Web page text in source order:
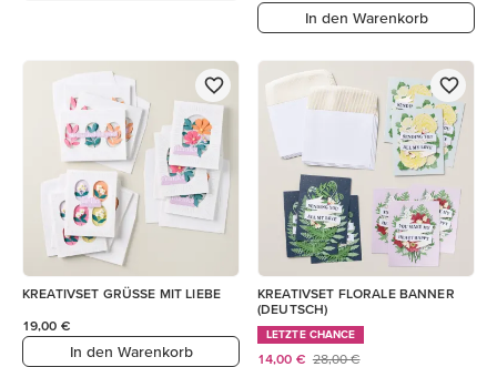
In den Warenkorb
KREATIVSET GRÜSSE MIT LIEBE
19,00 €
In den Warenkorb
KREATIVSET FLORALE BANNER
(DEUTSCH)
LETZTE CHANCE
14,00 € 28,00 €